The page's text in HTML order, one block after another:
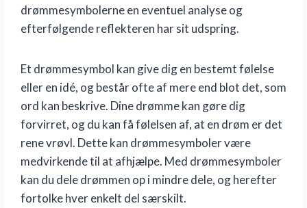
drømmesymbolerne en eventuel analyse og
efterfølgende reflekteren har sit udspring.
Et drømmesymbol kan give dig en bestemt følelse
eller en idé, og består ofte af mere end blot det, som
ord kan beskrive. Dine drømme kan gøre dig
forvirret, og du kan få følelsen af, at en drøm er det
rene vrøvl. Dette kan drømmesymboler være
medvirkende til at afhjælpe. Med drømmesymboler
kan du dele drømmen op i mindre dele, og herefter
fortolke hver enkelt del særskilt.